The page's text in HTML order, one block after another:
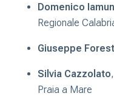
Domenico
Regionale
Giuseppe
Silvia Cazzolato
Praia a Mare